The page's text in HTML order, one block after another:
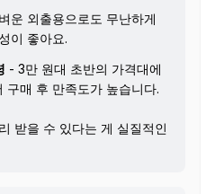
운 외출용으로도 무난하게
이 좋아요.
- 3만 원대 초반의 가격대에
구매 후 만족도가 높습니다.
받을 수 있다는 게 실질적인